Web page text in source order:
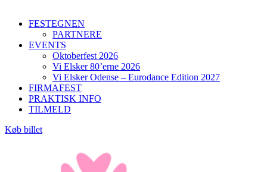
FESTEGNEN
PARTNERE
EVENTS
Oktoberfest 2026
Vi Elsker 80’erne 2026
Vi Elsker Odense – Eurodance Edition 2027
FIRMAFEST
PRAKTISK INFO
TILMELD
Køb billet